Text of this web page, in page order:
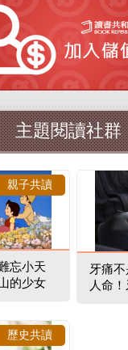
主題閱讀社群
忘小天
的少女
親子共讀
牙痛
人命
歷史共讀